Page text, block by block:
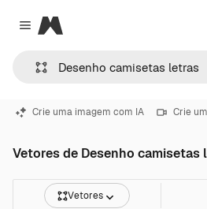
Close menu
Magnific
Crie uma imagem com IA Crie
Vetores de Desenho camisetas
Vetores